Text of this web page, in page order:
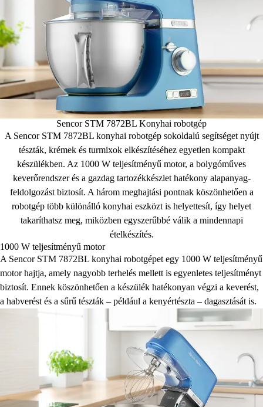
Sencor STM 7872BL Konyhai robotgép
A Sencor STM 7872BL konyhai robotgép sokoldalú segítséget nyújt
tészták, krémek és turmixok elkészítéséhez egyetlen kompakt
készülékben. Az 1000 W teljesítményű motor, a bolygóműves
keverőrendszer és a gazdag tartozékkészlet hatékony alapanyag-
feldolgozást biztosít. A három meghajtási pontnak köszönhetően a
robotgép több különálló konyhai eszközt is helyettesít, így helyet
takaríthatsz meg, miközben egyszerűbbé válik a mindennapi
ételkészítés.
1000 W teljesítményű motor
A Sencor STM 7872BL konyhai robotgépet egy 1000 W teljesítményű
motor hajtja, amely nagyobb terhelés mellett is egyenletes teljesítményt
biztosít. Ennek köszönhetően a készülék hatékonyan végzi a keverést,
a habverést és a sűrű tészták – például a kenyértészta – dagasztását is.